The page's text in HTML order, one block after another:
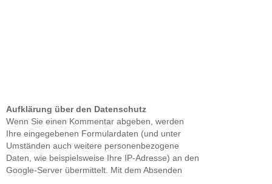
Aufklärung über den Datenschutz
Wenn Sie einen Kommentar abgeben, werden
Ihre eingegebenen Formulardaten (und unter
Umständen auch weitere personenbezogene
Daten, wie beispielsweise Ihre IP-Adresse) an den
Google-Server übermittelt. Mit dem Absenden